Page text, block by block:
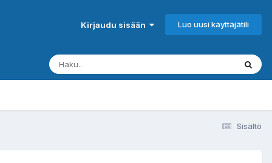
Kirjaudu sisään Luo uusi käyttäjätili
Sisältö